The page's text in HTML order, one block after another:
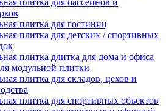
плитка для бассейнов и
плитка для гостиниц
плитка для детских / спортивных
плитка длитка для дома и офиса
модульной плитки
плитка для складов, цехов и
плитка для спортивных объектов